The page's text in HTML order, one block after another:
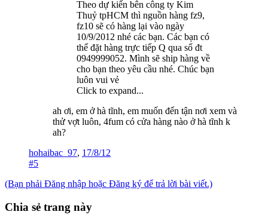
Theo dự kiến bên công ty Kim
Thuỷ tpHCM thì nguồn hàng fz9,
fz10 sẽ có hàng lại vào ngày
10/9/2012 nhé các bạn. Các bạn có
thể đặt hàng trực tiếp Q qua số đt
0949999052. Mình sẽ ship hàng về
cho bạn theo yêu cầu nhé. Chúc bạn
luôn vui vẻ
Click to expand...
ah ơi, em ở hà tĩnh, em muốn đến tận nơi xem và
thử vợt luôn, 4fum có cửa hàng nào ở hà tĩnh k
ah?
hohaibac_97, 17/8/12
#5
(Bạn phải Đăng nhập hoặc Đăng ký để trả lời bài viết.)
Chia sẻ trang này